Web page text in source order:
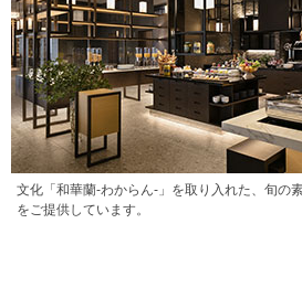
文化「和華蘭-わからん-」を取り入れた、旬の
をご提供しています。